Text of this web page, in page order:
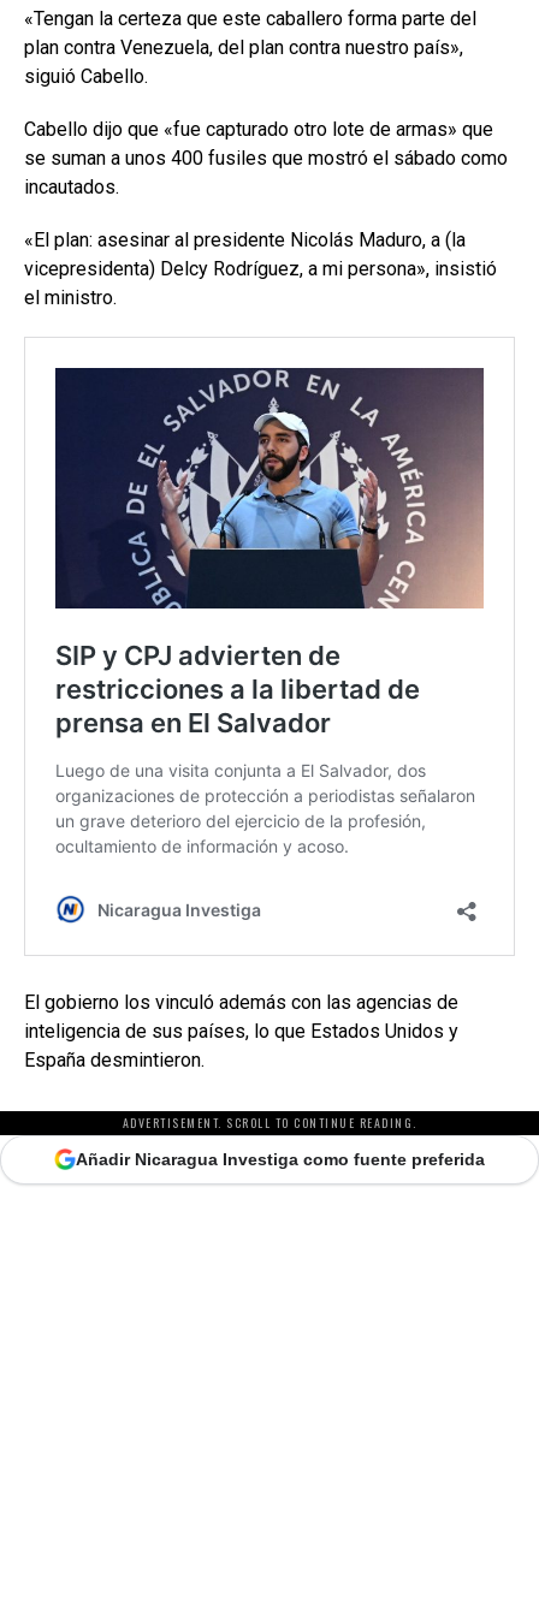
«Tengan la certeza que este caballero forma parte del
plan contra Venezuela, del plan contra nuestro país»,
siguió Cabello.
Cabello dijo que «fue capturado otro lote de armas» que
se suman a unos 400 fusiles que mostró el sábado como
incautados.
«El plan: asesinar al presidente Nicolás Maduro, a (la
vicepresidenta) Delcy Rodríguez, a mi persona», insistió
el ministro.
El gobierno los vinculó además con las agencias de
inteligencia de sus países, lo que Estados Unidos y
España desmintieron.
ADVERTISEMENT. SCROLL TO CONTINUE READING.
Añadir Nicaragua Investiga como fuente preferida